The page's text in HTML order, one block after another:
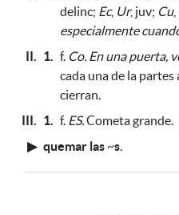
delinc; Ec, Ur, juv; Cu,
especialmente
II. 1. f. Co. En una puerta,
cada una de la
cierran.
III. 1. f. ES.Cometa grande.
▶ quemar las ~s.